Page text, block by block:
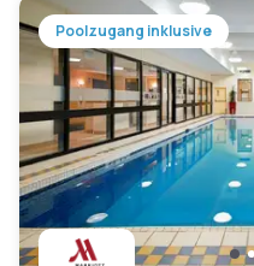
Poolzugang inklusive